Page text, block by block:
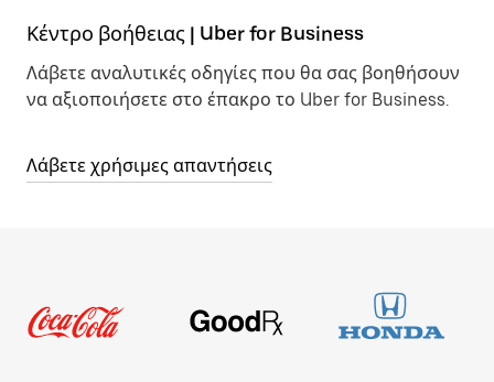
Κέντρο βοήθειας | Uber for Business
Λάβετε αναλυτικές οδηγίες που θα σας βοηθήσουν
να αξιοποιήσετε στο έπακρο το Uber for Business.
Λάβετε χρήσιμες απαντήσεις